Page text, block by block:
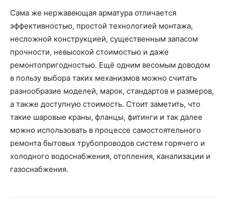
Сама же нержавеющая арматура отличается
эффективностью, простой технологией монтажа,
несложной конструкцией, существенным запасом
прочности, невысокой стоимостью и даже
ремонтопригодностью. Ещё одним весомым доводом
в пользу выбора таких механизмов можно считать
разнообразие моделей, марок, стандартов и размеров,
а также доступную стоимость. Стоит заметить, что
такие шаровые краны, фланцы, фитинги и так далее
можно использовать в процессе самостоятельного
ремонта бытовых трубопроводов систем горячего и
холодного водоснабжения, отопления, канализации и
газоснабжения.